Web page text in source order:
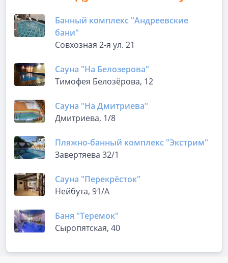
Банный комплекс "Андреевские
бани"
Совхозная 2-я ул. 21
Сауна "На Белозерова"
Тимофея Белозёрова, 12
Сауна "На Дмитриева"
Дмитриева, 1/8
Пляжно-банный комплекс "Экстрим"
Завертяева 32/1
Сауна "Перекрёсток"
Нейбута, 91/А
Баня "Теремок"
Сыропятская, 40